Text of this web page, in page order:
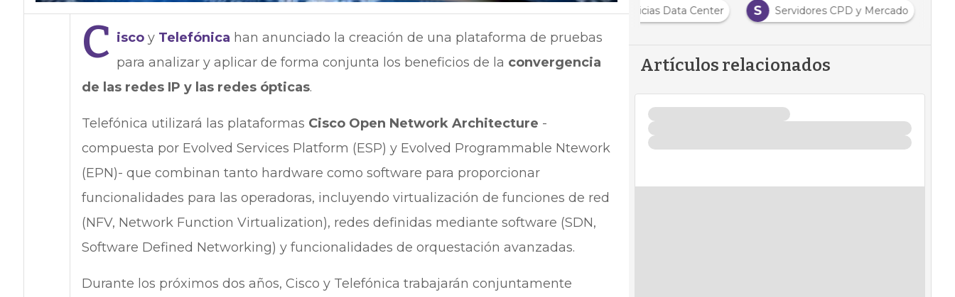
C iscoy Telefónica han anunciado la creación de una plataforma de pruebas
para analizar y aplicar de forma conjunta los beneficios de la convergencia
de las redes IP y las redes ópticas.
Telefónica utilizará las plataformas Cisco Open Network Architecture -
compuesta por Evolved Services Platform (ESP) y Evolved Programmable Ntework
(EPN)­­- que combinan tanto hardware como software para proporcionar
funcionalidades para las operadoras, incluyendo virtualización de funciones de red
(NFV, Network Function Virtualization), redes definidas mediante software (SDN,
Software Defined Networking) y funcionalidades de orquestación avanzadas.
Durante los próximos dos años, Cisco y Telefónica trabajarán conjuntamente
N
Noticias Data Center S Servidores CPD y Mercado
Artículos relacionados